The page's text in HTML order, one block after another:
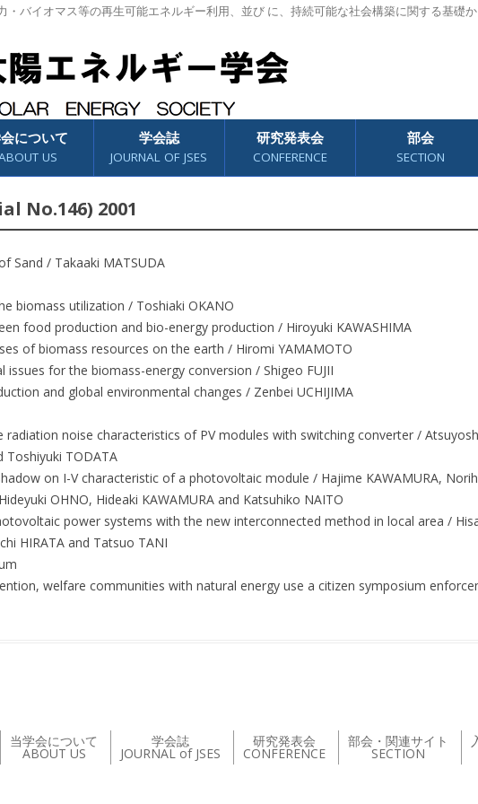
・バイオマス等の再生可能エネルギー利用、並び に、持続可能な社会構築に関する基礎
について
US
学会誌
JOURNAL OF JSES
研究発表会
CONFERENCE
部会
SECTION
No.146) 2001
Sand / Takaaki MATSUDA
biomass utilization / Toshiaki OKANO
food production and bio-energy production / Hiroyuki KAWASHIMA
of biomass resources on the earth / Hiromi YAMAMOTO
issues for the biomass-energy conversion / Shigeo FUJII
and global environmental changes / Zenbei UCHIJIMA
radiation noise characteristics of PV modules with switching converter /
Toshiyuki TODATA
on I-V characteristic of a photovoltaic module / Hajime KAWAMURA,
OHNO, Hideaki KAWAMURA and Katsuhiko NAITO
power systems with the new interconnected method in local area /
HIRATA and Tatsuo TANI
welfare communities with natural energy use a citizen symposium
当学会について
ABOUT US
学会誌
JOURNAL of JSES
研究発表会
CONFERENCE
部会・関連サイト
SECTION